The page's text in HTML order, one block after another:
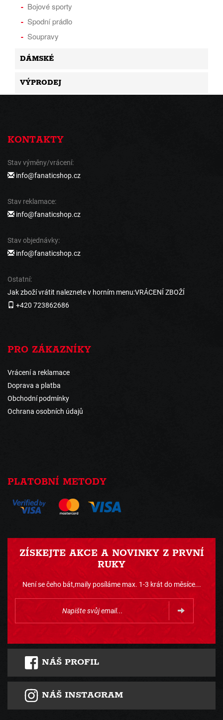
Bojové sporty
Spodní prádlo
Soupravy
DÁMSKÉ
VÝPRODEJ
KONTAKTY
Stav výměny/vrácení:
info@fanaticshop.cz
Stav reklamace:
info@fanaticshop.cz
Stav objednávky:
info@fanaticshop.cz
Ostatní:
Jak zboží vrátit naleznete v horním menu:VRÁCENÍ ZBOŽÍ
+420 723862686
PRO ZÁKAZNÍKY
Vrácení a reklamace
Doprava a platba
Obchodní podmínky
Ochrana osobních údajů
PLATOBNÍ METODY
ZÍSKEJTE AKCE A NOVINKY Z PRVNÍ
RUKY
Není se čeho bát,maily posíláme max. 1-3 krát do měsíce...
NÁŠ PROFIL
NÁŠ INSTAGRAM